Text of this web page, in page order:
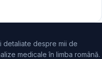
detaliate despre mii de
medicale în limba română.